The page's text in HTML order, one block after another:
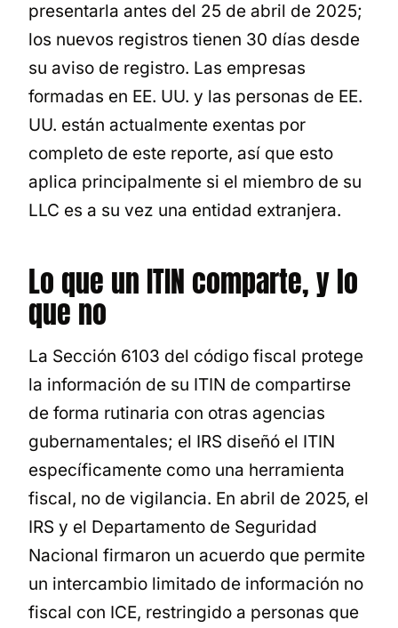
presentarla antes del 25 de abril de 2025;
los nuevos registros tienen 30 días desde
su aviso de registro. Las empresas
formadas en EE. UU. y las personas de EE.
UU. están actualmente exentas por
completo de este reporte, así que esto
aplica principalmente si el miembro de su
LLC es a su vez una entidad extranjera.
Lo que un ITIN comparte, y lo
que no
La Sección 6103 del código fiscal protege
la información de su ITIN de compartirse
de forma rutinaria con otras agencias
gubernamentales; el IRS diseñó el ITIN
específicamente como una herramienta
fiscal, no de vigilancia. En abril de 2025, el
IRS y el Departamento de Seguridad
Nacional firmaron un acuerdo que permite
un intercambio limitado de información no
fiscal con ICE, restringido a personas que